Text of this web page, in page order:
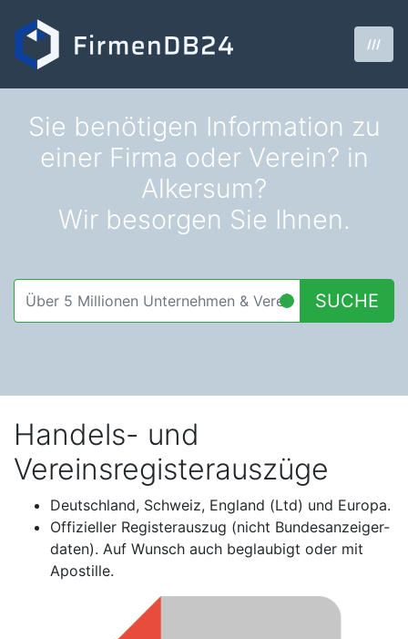
///
Sie benötigen Information zu
einer Firma oder Verein? in
Alkersum?
Wir besorgen Sie Ihnen.
SUCHE
Handels- und
Vereinsregisterauszüge
Deutschland, Schweiz, England (Ltd) und Europa.
Offizieller Registerauszug (nicht Bundesanzeiger-
daten). Auf Wunsch auch beglaubigt oder mit
Apostille.